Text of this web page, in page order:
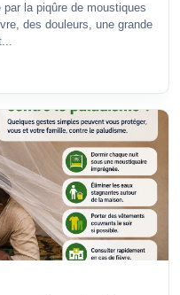
la piqûre de moustiques
des douleurs, une grande